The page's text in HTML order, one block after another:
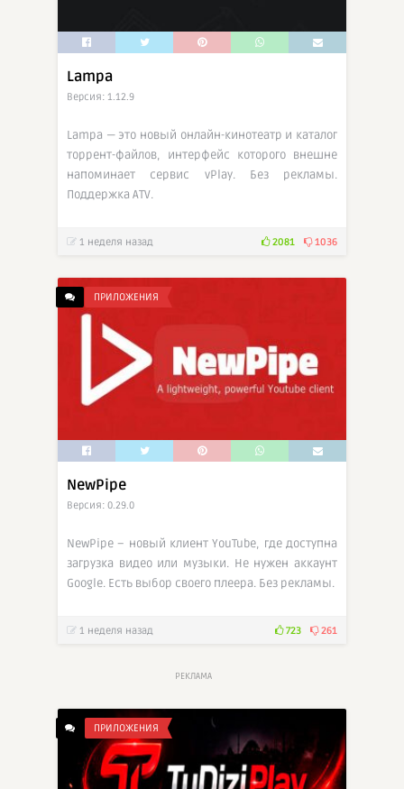
Lampa
Версия: 1.12.9
Lampa — это новый онлайн-кинотеатр и каталог
торрент-файлов, интерфейс которого внешне
напоминает сервис vPlay. Без рекламы.
Поддержка ATV.
1 неделя назад 2081 1036
ПРИЛОЖЕНИЯ
NewPipe
Версия: 0.29.0
NewPipe – новый клиент YouTube, где доступна
загрузка видео или музыки. Не нужен аккаунт
Google. Есть выбор своего плеера. Без рекламы.
1 неделя назад 723 261
РЕКЛАМА
ПРИЛОЖЕНИЯ